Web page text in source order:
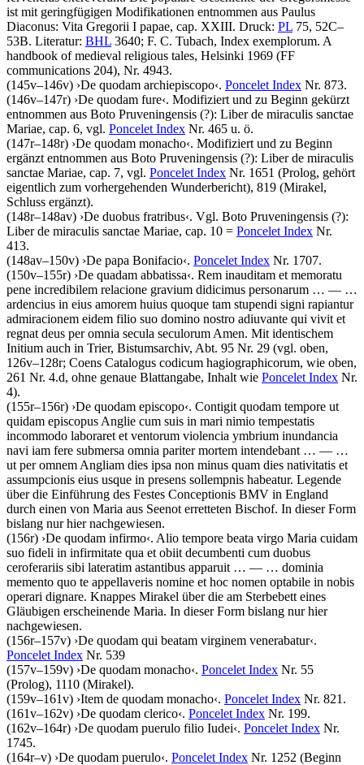
ist mit geringfügigen Modifikationen entnommen aus Paulus
Diaconus: Vita Gregorii I papae, cap. XXIII. Druck: PL 75, 52C–
53B. Literatur: BHL 3640; F. C. Tubach, Index exemplorum. A
handbook of medieval religious tales, Helsinki 1969 (FF
communications 204), Nr. 4943.
(145v–146v) ›De quodam archiepiscopo‹. Poncelet Index Nr. 873.
(146v–147r) ›De quodam fure‹. Modifiziert und zu Beginn gekürzt
entnommen aus Boto Pruveningensis (?): Liber de miraculis sanctae
Mariae, cap. 6, vgl. Poncelet Index Nr. 465 u. ö.
(147r–148r) ›De quodam monacho‹. Modifiziert und zu Beginn
ergänzt entnommen aus Boto Pruveningensis (?): Liber de miraculis
sanctae Mariae, cap. 7, vgl. Poncelet Index Nr. 1651 (Prolog, gehört
eigentlich zum vorhergehenden Wunderbericht), 819 (Mirakel,
Schluss ergänzt).
(148r–148av) ›De duobus fratribus‹. Vgl. Boto Pruveningensis (?):
Liber de miraculis sanctae Mariae, cap. 10 = Poncelet Index Nr.
413.
(148av–150v) ›De papa Bonifacio‹. Poncelet Index Nr. 1707.
(150v–155r) ›De quadam abbatissa‹. Rem inauditam et memoratu
pene incredibilem relacione gravium didicimus personarum … — …
ardencius in eius amorem huius quoque tam stupendi signi rapiantur
admiracionem eidem filio suo domino nostro adiuvante qui vivit et
regnat deus per omnia secula seculorum Amen. Mit identischem
Initium auch in Trier, Bistumsarchiv, Abt. 95 Nr. 29 (vgl. oben,
126v–128r; Coens Catalogus codicum hagiographicorum, wie oben,
261 Nr. 4.d, ohne genaue Blattangabe, Inhalt wie Poncelet Index Nr.
4).
(155r–156r) ›De quodam episcopo‹. Contigit quodam tempore ut
quidam episcopus Anglie cum suis in mari nimio tempestatis
incommodo laboraret et ventorum violencia ymbrium inundancia
navi iam fere submersa omnia pariter mortem intendebant … — …
ut per omnem Angliam dies ipsa non minus quam dies nativitatis et
assumpcionis eius usque in presens sollempnis habeatur. Legende
über die Einführung des Festes Conceptionis BMV in England
durch einen von Maria aus Seenot erretteten Bischof. In dieser Form
bislang nur hier nachgewiesen.
(156r) ›De quodam infirmo‹. Alio tempore beata virgo Maria cuidam
suo fideli in infirmitate qua et obiit decumbenti cum duobus
ceroferariis sibi lateratim astantibus apparuit … — … dominia
memento quo te appellaveris nomine et hoc nomen optabile in nobis
operari dignare. Knappes Mirakel über die am Sterbebett eines
Gläubigen erscheinende Maria. In dieser Form bislang nur hier
nachgewiesen.
(156r–157v) ›De quodam qui beatam virginem venerabatur‹.
Poncelet Index Nr. 539
(157v–159v) ›De quodam monacho‹. Poncelet Index Nr. 55
(Prolog), 1110 (Mirakel).
(159v–161v) ›Item de quodam monacho‹. Poncelet Index Nr. 821.
(161v–162v) ›De quodam clerico‹. Poncelet Index Nr. 199.
(162v–164r) ›De quodam puerulo filio Iudei‹. Poncelet Index Nr.
1745.
(164r–v) ›De quodam puerulo‹. Poncelet Index Nr. 1252 (Beginn